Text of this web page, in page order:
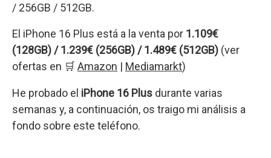
/ 256GB / 512GB.
El iPhone 16 Plus está a la venta por 1.109€
(128GB) / 1.239€ (256GB) / 1.489€ (512GB) (ver
ofertas en 🛒 Amazon | Mediamarkt)
He probado el iPhone 16 Plus durante varias
semanas y, a continuación, os traigo mi análisis a
fondo sobre este teléfono.